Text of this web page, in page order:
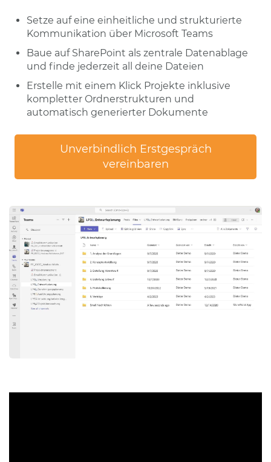
Setze auf eine einheitliche und strukturierte
Kommunikation über Microsoft Teams
Baue auf SharePoint als zentrale Datenablage
und finde jederzeit all deine Dateien
Erstelle mit einem Klick Projekte inklusive
kompletter Ordnerstrukturen und
automatisch generierter Dokumente
Unverbindlich Erstgespräch
vereinbaren